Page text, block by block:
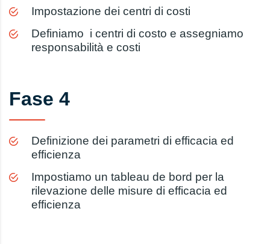
Impostazione dei centri di costi
Definiamo i centri di costo e assegniamo
responsabilità e costi
Fase 4
Definizione dei parametri di efficacia ed
efficienza
Impostiamo un tableau de bord per la
rilevazione delle misure di efficacia ed
efficienza